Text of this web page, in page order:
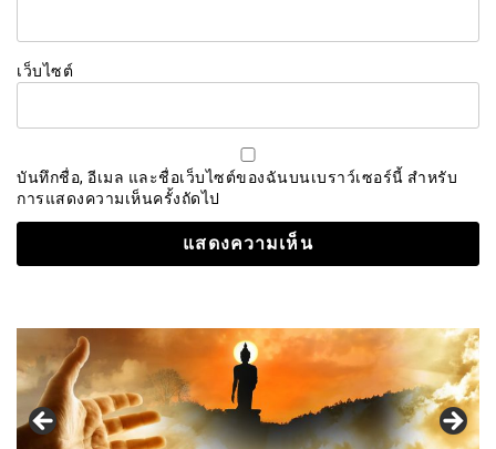
เว็บไซต์
บันทึกชื่อ, อีเมล และชื่อเว็บไซต์ของฉันบนเบราว์เซอร์นี้ สำหรับ
การแสดงความเห็นครั้งถัดไป